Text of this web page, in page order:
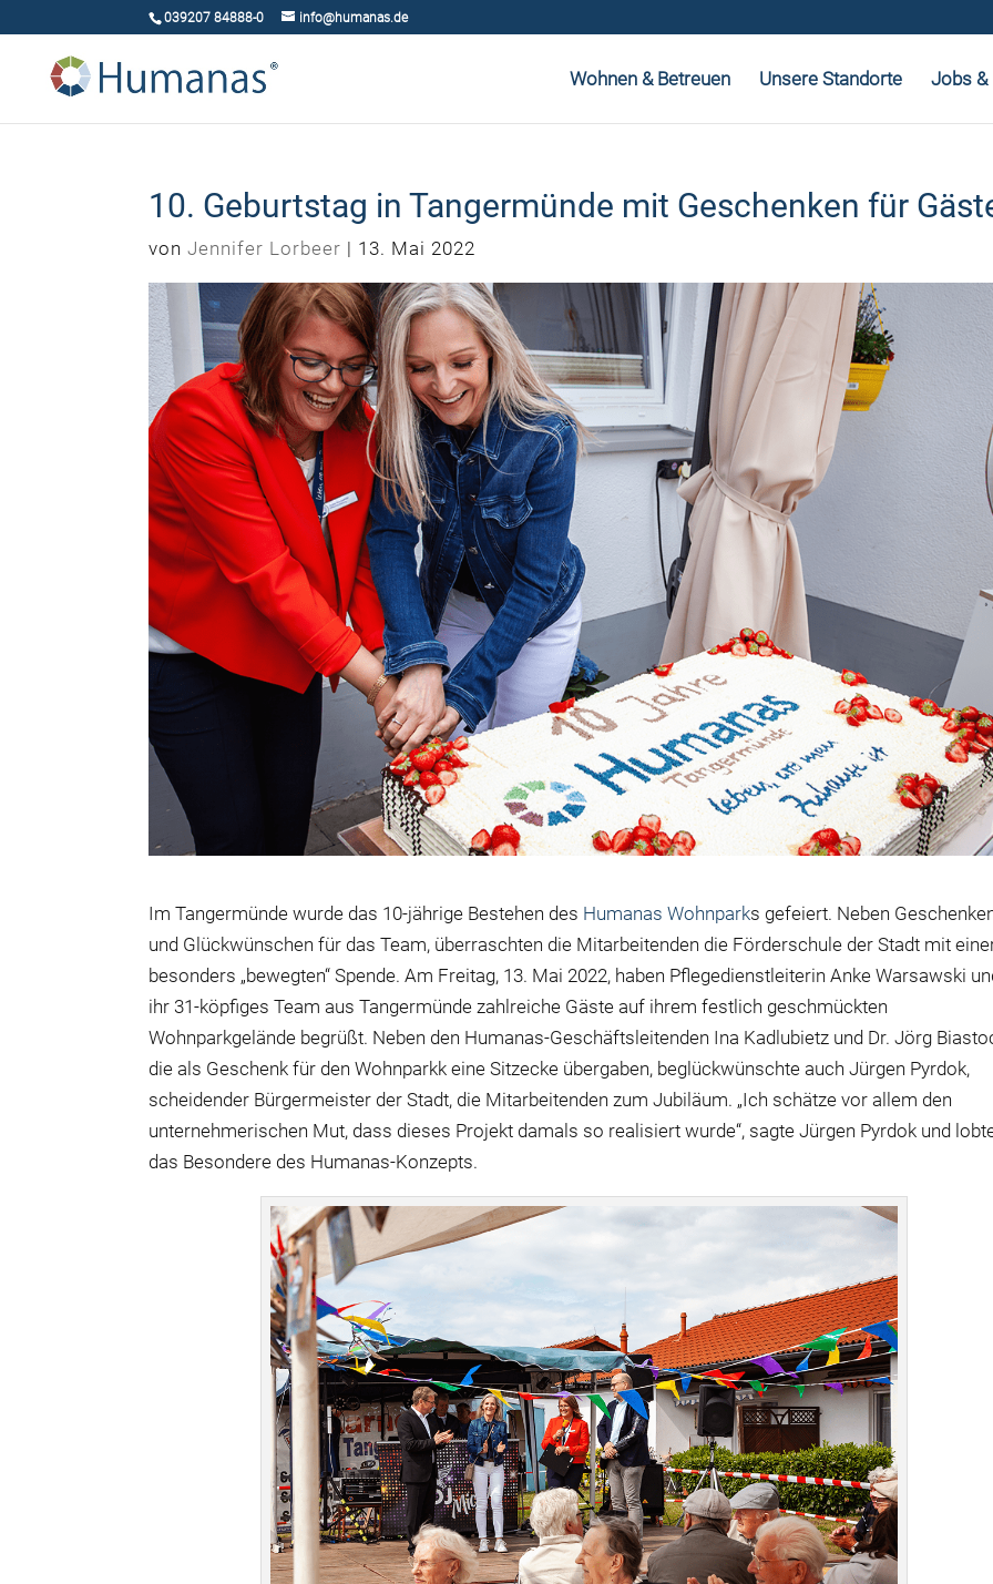
039207 84888-0 info@humanas.de
Wohnen & Betreuen Unsere Standorte Jobs &
10. Geburtstag in Tangermünde mit Geschenken für
vonJennifer Lorbeer | 13. Mai 2022
Im Tangermünde wurde das 10-jährige Bestehen des Humanas Wohnparks gefeiert. Neben
und Glückwünschen für das Team, überraschten die Mitarbeitenden die Förderschule der Stadt mit
besonders „bewegten“ Spende. Am Freitag, 13. Mai 2022, haben Pflegedienstleiterin Anke Warsawski
ihr 31-köpfiges Team aus Tangermünde zahlreiche Gäste auf ihrem festlich geschmückten
Wohnparkgelände begrüßt. Neben den Humanas-Geschäftsleitenden Ina Kadlubietz und Dr. Jörg
die als Geschenk für den Wohnparkk eine Sitzecke übergaben, beglückwünschte auch Jürgen Pyrdok,
scheidender Bürgermeister der Stadt, die Mitarbeitenden zum Jubiläum. „Ich schätze vor allem den
unternehmerischen Mut, dass dieses Projekt damals so realisiert wurde“, sagte Jürgen Pyrdok und
das Besondere des Humanas-Konzepts.